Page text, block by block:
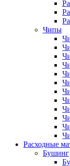
Чипы
Расходные
Бушинг